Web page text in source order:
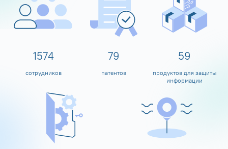
1600
сотрудников
80
патентов
60
продуктов для защиты
информации